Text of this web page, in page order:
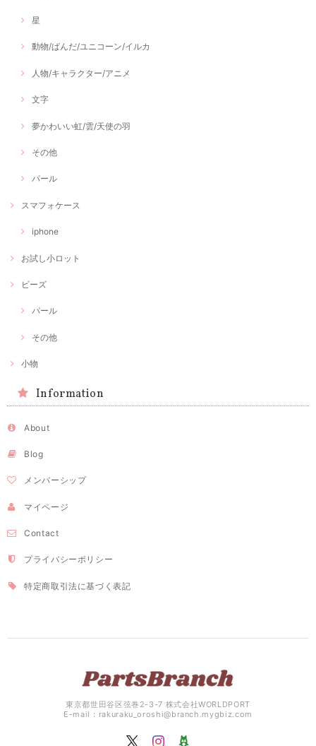
星
動物/ぱんだ/ユニコーン/イルカ
人物/キャラクター/アニメ
文字
夢かわいい虹/雲/天使の羽
その他
パール
スマフォケース
iphone
お試し小ロット
ビーズ
パール
その他
小物
Information
About
Blog
メンバーシップ
マイページ
Contact
プライバシーポリシー
特定商取引法に基づく表記
東京都世田谷区弦巻2-3-7 株式会社WORLDPORT
E-mail： rakuraku_oroshi@branch.mygbiz.com